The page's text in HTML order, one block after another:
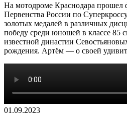
На мотодроме Краснодара прошел
Первенства России по
золотых медалей в различных
победу среди юношей в классе 85
известной династии
рождения. Артём — о своей
01.09.2023